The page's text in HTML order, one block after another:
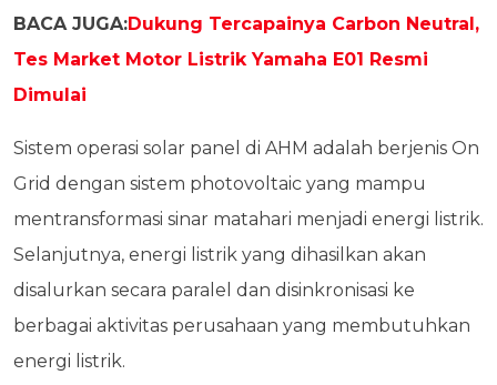
BACA JUGA:Dukung Tercapainya Carbon Neutral,
Tes Market Motor Listrik Yamaha E01 Resmi
Dimulai
Sistem operasi solar panel di AHM adalah berjenis On
Grid dengan sistem photovoltaic yang mampu
mentransformasi sinar matahari menjadi energi listrik.
Selanjutnya, energi listrik yang dihasilkan akan
disalurkan secara paralel dan disinkronisasi ke
berbagai aktivitas perusahaan yang membutuhkan
energi listrik.